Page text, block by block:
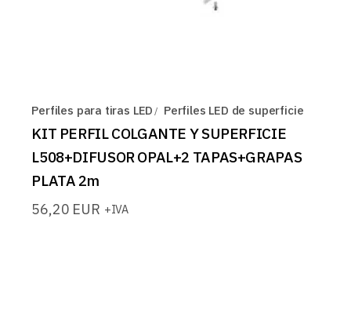
Perfiles para tiras LED Perfiles LED de superficie
KIT PERFIL COLGANTE Y SUPERFICIE
L508+DIFUSOR OPAL+2 TAPAS+GRAPAS
PLATA 2m
56,20 EUR +IVA